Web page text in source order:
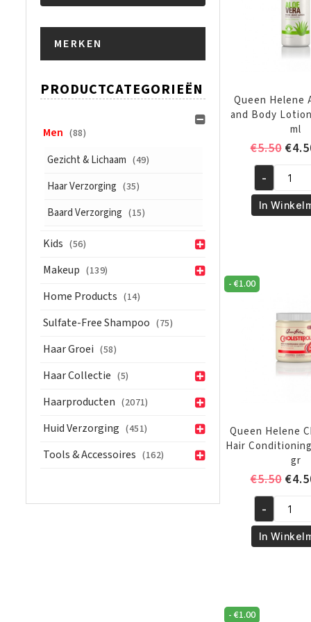
MERKEN
PRODUCTCATEGORIEËN
Men (88)
Gezicht & Lichaam (49)
Haar Verzorging (35)
Baard Verzorging (15)
Kids (56)
Makeup (139)
Home Products (14)
Sulfate-Free Shampoo (75)
Haar Groei (58)
Haar Collectie (5)
Haarproducten (2071)
Huid Verzorging (451)
Tools & Accessoires (162)
Queen Helene
and Body
ml
€5.50
was:
€
Queen
Helene
Aloe
Lotion
aantal
-
In
- €1.00
Queen Helene
Hair
gr
€5.50
was:
€
Queen
Helene
425
-
In
- €1.00